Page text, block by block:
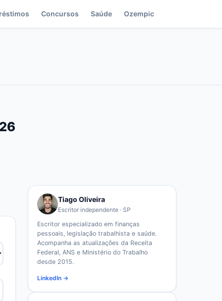
Concursos Saúde Ozempic
Tiago Oliveira
Escritor independente · SP
Escritor especializado em finanças
pessoais, legislação trabalhista e saúde.
Acompanha as atualizações da Receita
Federal, ANS e Ministério do Trabalho
desde 2015.
LinkedIn →